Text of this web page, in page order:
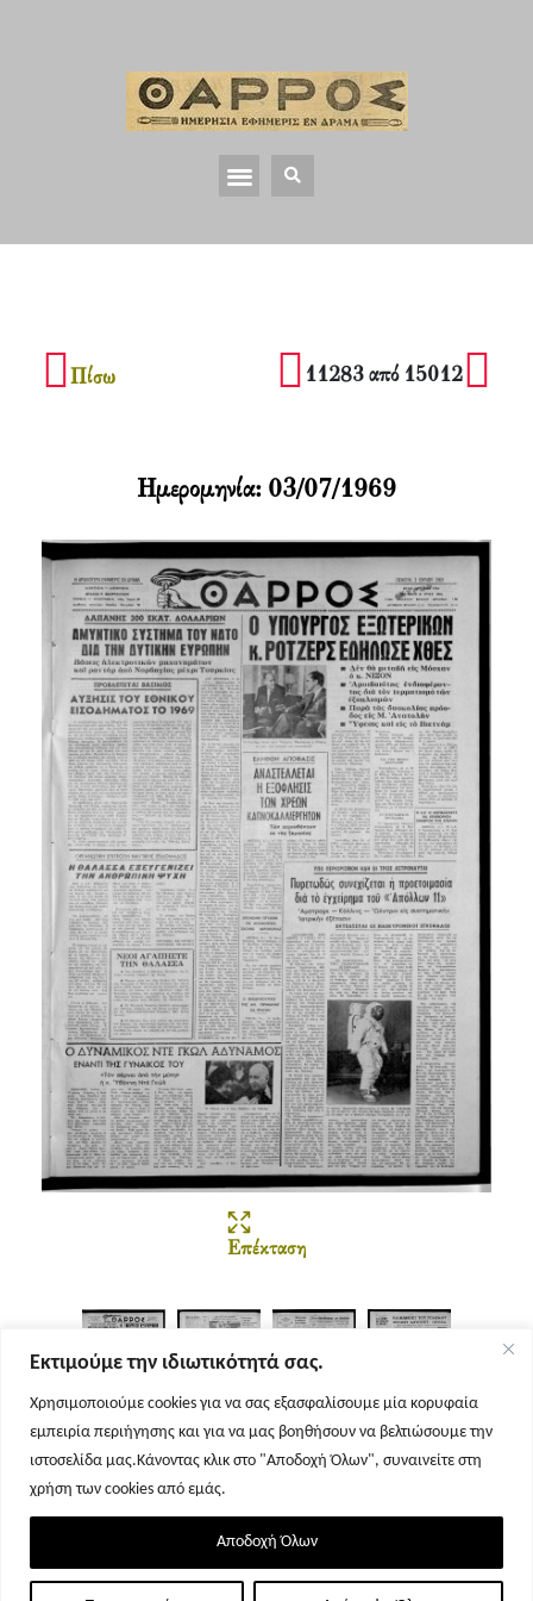
Εκτιμούμε την ιδιωτικότητά σας.
Χρησιμοποιούμε cookies για να σας εξασφαλίσουμε μία κορυφαία
εμπειρία περιήγησης και για να μας βοηθήσουν να βελτιώσουμε την
ιστοσελίδα μας.Κάνοντας κλικ στο "Αποδοχή Όλων", συναινείτε στη
χρήση των cookies από εμάς.
Αποδοχή Όλων
Πίσω 11283 από 15012
Επέκταση
Σελίδα 1 Σελίδα 2 Σελίδα 3 Σελίδα 4
Ημερομηνία: 03/07/1969